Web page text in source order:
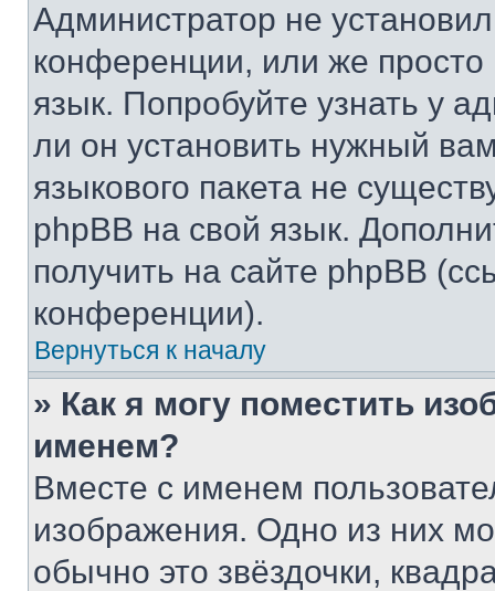
Администратор не
конференции, или же
язык. Попробуйте узнать у
ли он установить нужный
языкового пакета не
phpBB на свой язык.
получить на сайте phpBB
конференции).
Вернуться к началу
» Как я могу поместить
именем?
Вместе с именем
изображения. Одно из них
обычно это звёздочки,